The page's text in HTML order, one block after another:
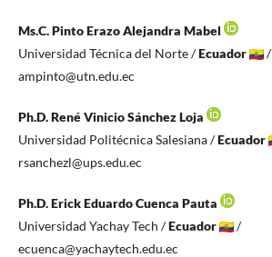
Ms.C. Pinto Erazo Alejandra Mabel
Universidad Técnica del Norte /Ecuador
/
ampinto@utn.edu.ec
Ph.D. René Vinicio Sánchez Loja
Universidad Politécnica Salesiana /Ecuador
rsanchezl@ups.edu.ec
Ph.D. Erick Eduardo Cuenca Pauta
Universidad Yachay Tech /Ecuador
/
ecuenca@yachaytech.edu.ec